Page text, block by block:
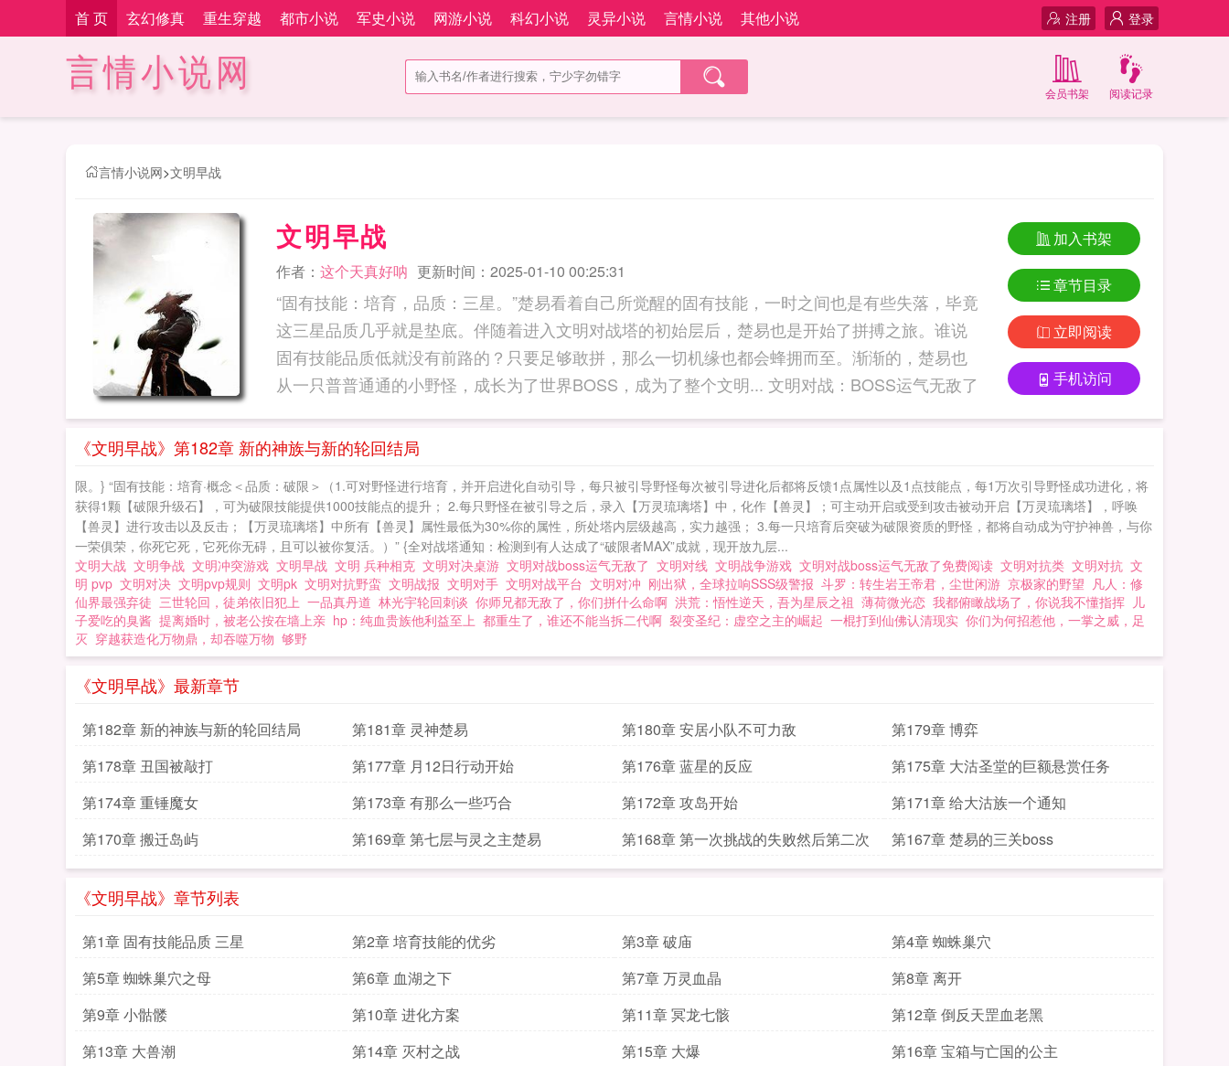
首 页 玄幻修真 重生穿越 都市小说 军史小说 网游小说 科幻小说 灵异小说 言情小说 其他小说 登录
注册
言情小说网 阅读记录
会员书架
言情小说网>文明早战
文明早战
作者： 这个天真好呐 更新时间：2025-01-10 00:25:31
“固有技能：培育，品质：三星。”楚易看着自己所觉醒的固有技能，一时之间也是有些失落，毕竟
这三星品质几乎就是垫底。伴随着进入文明对战塔的初始层后，楚易也是开始了拼搏之旅。谁说
固有技能品质低就没有前路的？只要足够敢拼，那么一切机缘也都会蜂拥而至。渐渐的，楚易也
从一只普普通通的小野怪，成长为了世界BOSS，成为了整个文明... 文明对战：BOSS运气无敌了
加入书架
章节目录
立即阅读
手机访问
《文明早战》第182章 新的神族与新的轮回结局
限。} “固有技能：培育·概念＜品质：破限＞（1.可对野怪进行培育，并开启进化自动引导，每只被引导野怪每次被引导进化后都将反馈1点属性以及1点技能点，每1万次引导野怪成功进化，将
获得1颗【破限升级石】，可为破限技能提供1000技能点的提升； 2.每只野怪在被引导之后，录入【万灵琉璃塔】中，化作【兽灵】；可主动开启或受到攻击被动开启【万灵琉璃塔】，呼唤
【兽灵】进行攻击以及反击；【万灵琉璃塔】中所有【兽灵】属性最低为30%你的属性，所处塔内层级越高，实力越强； 3.每一只培育后突破为破限资质的野怪，都将自动成为守护神兽，与你
一荣俱荣，你死它死，它死你无碍，且可以被你复活。）” {全对战塔通知：检测到有人达成了“破限者MAX”成就，现开放九层...
文明大战 文明争战 文明冲突游戏 文明早战 文明 兵种相克 文明对决桌游 文明对战boss运气无敌了 文明对线 文明战争游戏 文明对战boss运气无敌了免费阅读 文明对抗类 文明对抗 文
明 pvp 文明对决 文明pvp规则 文明pk 文明对抗野蛮 文明战报 文明对手 文明对战平台 文明对冲 刚出狱，全球拉响SSS级警报 斗罗：转生岩王帝君，尘世闲游 京极家的野望 凡人：修
仙界最强弃徒 三世轮回，徒弟依旧犯上 一品真丹道 林光宇轮回刺谈 你师兄都无敌了，你们拼什么命啊 洪荒：悟性逆天，吾为星辰之祖 薄荷微光恋 我都俯瞰战场了，你说我不懂指挥 儿
子爱吃的臭酱 提离婚时，被老公按在墙上亲 hp：纯血贵族他利益至上 都重生了，谁还不能当拆二代啊 裂变圣纪：虚空之主的崛起 一棍打到仙佛认清现实 你们为何招惹他，一掌之威，足
灭 穿越获造化万物鼎，却吞噬万物 够野
《文明早战》最新章节
第182章 新的神族与新的轮回结局 第181章 灵神楚易 第180章 安居小队不可力敌
第179章 博弈
第178章 丑国被敲打
第177章 月12日行动开始 第176章 蓝星的反应
第175章 大沽圣堂的巨额悬赏任务
第174章 重锤魔女
第173章 有那么一些巧合 第172章 攻岛开始
第171章 给大沽族一个通知
第170章 搬迁岛屿
第169章 第七层与灵之主楚易 第168章 第一次挑战的失败然后第二次 第167章 楚易的三关boss
《文明早战》章节列表
第1章 固有技能品质 三星 第2章 培育技能的优劣 第3章 破庙
第4章 蜘蛛巢穴
第5章 蜘蛛巢穴之母
第6章 血湖之下 第7章 万灵血晶
第8章 离开
第9章 小骷髅
第10章 进化方案 第11章 冥龙七骸
第12章 倒反天罡血老黑
第13章 大兽潮
第14章 灭村之战 第15章 大爆
第16章 宝箱与亡国的公主